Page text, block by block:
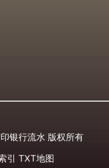
银行流水 版权所有
引 TXT地图